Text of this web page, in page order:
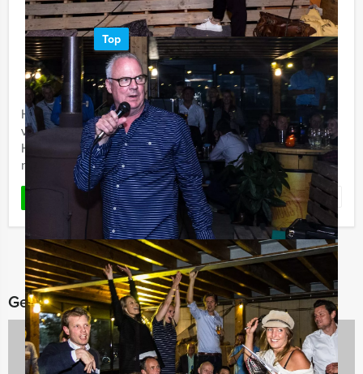
Get The Picture Dinner Assen
Top
Vanaf€ 62,50 p.p. excl. BTW
Vanaf 12 personen ‐ 4 uur en 30 minuten
Het 'Get The Picture Dinner' in Assen, dat is genieten
van lekker eten én een speurtocht door de stad, met
Holland Tour Guides. Wandelen en de mooiste kiekjes
nemen van ...
Favoriet
Gerelateerde categorieën